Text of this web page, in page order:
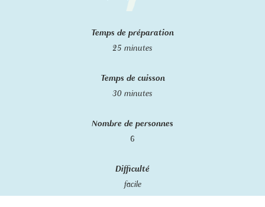
Temps de préparation
25 minutes
Temps de cuisson
30 minutes
Nombre de personnes
6
Difficulté
facile